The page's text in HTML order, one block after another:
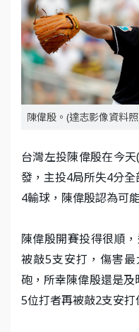
陳偉殷。(達志影像資料
台灣左投陳偉殷在今
發，主投4局所失4分
4輸球，陳偉殷認為可
陳偉殷開賽投得很順
被敲5支安打，傷害
砲，所幸陳偉殷還是
5位打者再被敲2支安打